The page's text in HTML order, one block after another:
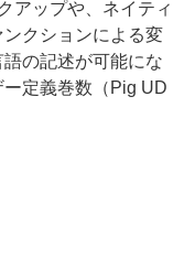
アップや、ネイティ
クションによる変
の記述が可能にな
定義巻数（Pig UD